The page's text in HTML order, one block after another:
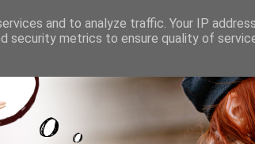
and to analyze traffic. Your IP
security metrics to ensure quality of